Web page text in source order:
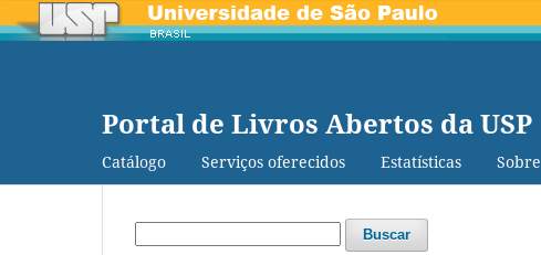
Portal de Livros Abertos da USP
Catálogo Serviços oferecidos Estatísticas Sobre
Buscar